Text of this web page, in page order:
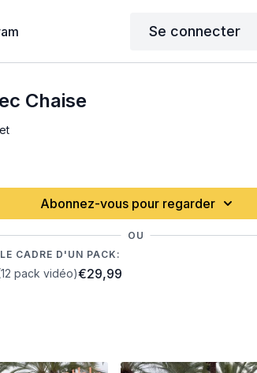
Se connecter
Chaise
Abonnez-vous pour regarder
OU
CADRE D'UN PACK:
pack vidéo)€29,99